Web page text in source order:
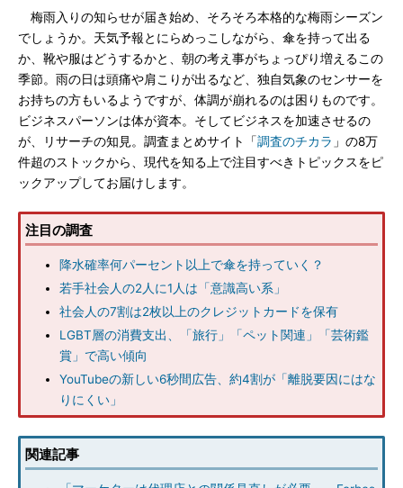
梅雨入りの知らせが届き始め、そろそろ本格的な梅雨シーズン
でしょうか。天気予報とにらめっこしながら、傘を持って出る
か、靴や服はどうするかと、朝の考え事がちょっぴり増えるこの
季節。雨の日は頭痛や肩こりが出るなど、独自気象のセンサーを
お持ちの方もいるようですが、体調が崩れるのは困りものです。
ビジネスパーソンは体が資本。そしてビジネスを加速させるの
が、リサーチの知見。調査まとめサイト「調査のチカラ 」の8万
件超のストックから、現代を知る上で注目すべきトピックスをピ
ックアップしてお届けします。
注目の調査
降水確率何パーセント以上で傘を持っていく？
若手社会人の2人に1人は「意識高い系」
社会人の7割は2枚以上のクレジットカードを保有
LGBT層の消費支出、「旅行」「ペット関連」「芸術鑑
賞」で高い傾向
YouTubeの新しい6秒間広告、約4割が「離脱要因にはな
りにくい」
関連記事